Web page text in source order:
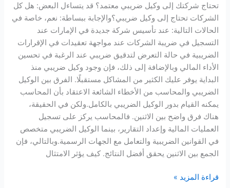
تحتاج شركتك إلى وكيل ضريبي معتمد؟ قد يتساءل البعض: هل كل
الشركات تحتاج إلى وكيل ضريبي؟والإجابة ببساطة: نعم، خاصة في
الحالات التالية: عند تأسيس شركة جديدة في الإمارات عند
التسجيل في ضريبة الشركات عند مواجهة تعقيدات في الإقرارات
الضريبية في حالة التعرض لتدقيق ضريبي عند الرغبة في تحسين
الأداء المالي وبالإضافة إلى ذلك، فإن وجود وكيل ضريبي منذ
البداية يوفر عليك الكثير من المشاكل مستقبلًا. الفرق بين الوكيل
الضريبي والمحاسب من الأخطاء الشائعة الاعتقاد بأن المحاسب
يمكنه القيام بدور الوكيل الضريبي بالكامل.ولكن في الحقيقة،
هناك فرق واضح بين الاثنين. فالمحاسب يركز على تسجيل
العمليات المالية وإعداد التقارير، بينما الوكيل الضريبي متخصص
في القوانين الضريبية والتعامل مع الجهات الرسمية.وبالتالي، فإن
الجمع بين الاثنين يحقق أفضل النتائج. كيف يؤثر الامتثال
قراءة المزيد »